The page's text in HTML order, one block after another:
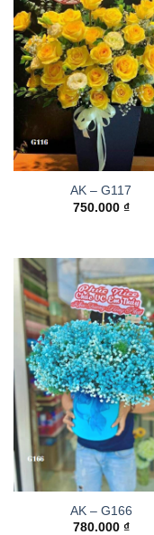
AK – G117
750.000 ₫
AK – G166
780.000 ₫